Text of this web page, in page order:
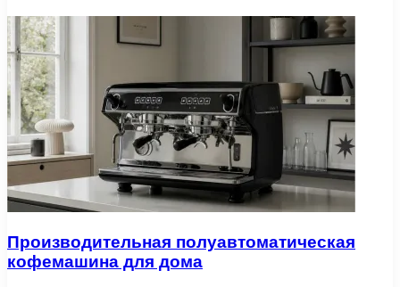
Производительная полуавтоматическая
кофемашина для дома